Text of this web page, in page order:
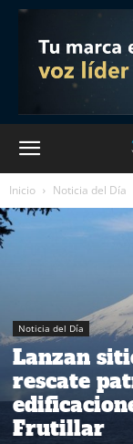
Inicio Noticia del Día
Noticia del Día
Lanzan
rescate
Frutillar